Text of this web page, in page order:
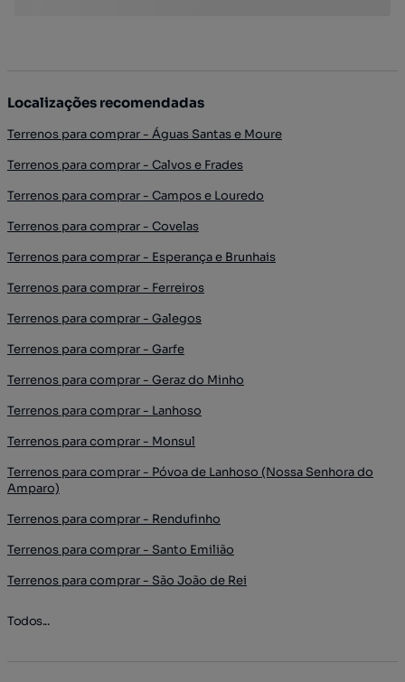
Localizações recomendadas
Terrenos para comprar - Águas Santas e Moure
Terrenos para comprar - Calvos e Frades
Terrenos para comprar - Campos e Louredo
Terrenos para comprar - Covelas
Terrenos para comprar - Esperança e Brunhais
Terrenos para comprar - Ferreiros
Terrenos para comprar - Galegos
Terrenos para comprar - Garfe
Terrenos para comprar - Geraz do Minho
Terrenos para comprar - Lanhoso
Terrenos para comprar - Monsul
Terrenos para comprar - Póvoa de Lanhoso (Nossa Senhora do
Amparo)
Terrenos para comprar - Rendufinho
Terrenos para comprar - Santo Emilião
Terrenos para comprar - São João de Rei
Todos...